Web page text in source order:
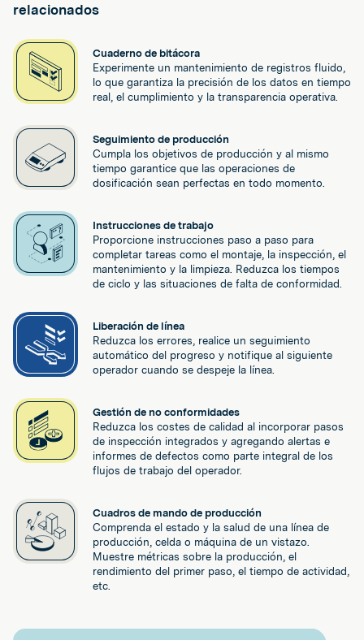
relacionados
Cuaderno de bitácora
Experimente un mantenimiento de registros fluido,
lo que garantiza la precisión de los datos en tiempo
real, el cumplimiento y la transparencia operativa.
Seguimiento de producción
Cumpla los objetivos de producción y al mismo
tiempo garantice que las operaciones de
dosificación sean perfectas en todo momento.
Instrucciones de trabajo
Proporcione instrucciones paso a paso para
completar tareas como el montaje, la inspección, el
mantenimiento y la limpieza. Reduzca los tiempos
de ciclo y las situaciones de falta de conformidad.
Liberación de línea
Reduzca los errores, realice un seguimiento
automático del progreso y notifique al siguiente
operador cuando se despeje la línea.
Gestión de no conformidades
Reduzca los costes de calidad al incorporar pasos
de inspección integrados y agregando alertas e
informes de defectos como parte integral de los
flujos de trabajo del operador.
Cuadros de mando de producción
Comprenda el estado y la salud de una línea de
producción, celda o máquina de un vistazo.
Muestre métricas sobre la producción, el
rendimiento del primer paso, el tiempo de actividad,
etc.